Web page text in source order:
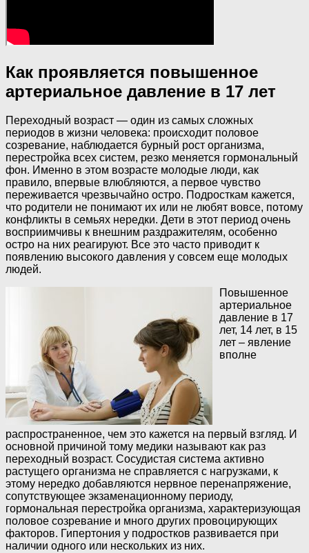
Как проявляется повышенное
артериальное давление в 17 лет
Переходный возраст — один из самых сложных
периодов в жизни человека: происходит половое
созревание, наблюдается бурный рост организма,
перестройка всех систем, резко меняется гормональный
фон. Именно в этом возрасте молодые люди, как
правило, впервые влюбляются, а первое чувство
переживается чрезвычайно остро. Подросткам кажется,
что родители не понимают их или не любят вовсе, потому
конфликты в семьях нередки. Дети в этот период очень
восприимчивы к внешним раздражителям, особенно
остро на них реагируют. Все это часто приводит к
появлению высокого давления у совсем еще молодых
людей.
Повышенное
артериальное
давление в 17
лет, 14 лет, в 15
лет – явление
вполне
распространенное, чем это кажется на первый взгляд. И
основной причиной тому медики называют как раз
переходный возраст. Сосудистая система активно
растущего организма не справляется с нагрузками, к
этому нередко добавляются нервное перенапряжение,
сопутствующее экзаменационному периоду,
гормональная перестройка организма, характеризующая
половое созревание и много других провоцирующих
факторов. Гипертония у подростков развивается при
наличии одного или нескольких из них.